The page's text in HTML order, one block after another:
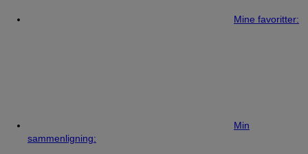
Mine favoritter:
Min
sammenligning: